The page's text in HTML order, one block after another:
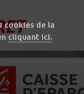
cookies de la
cliquant ici.